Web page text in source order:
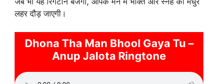
लहर दौड़ जाएगी।
Dhona Tha Man Bhool Gaya Tu –
Anup Jalota Ringtone